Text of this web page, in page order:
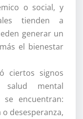
o social, y
tienden a
generar un
el bienestar
ciertos signos
mental
encuentran:
desesperanza,